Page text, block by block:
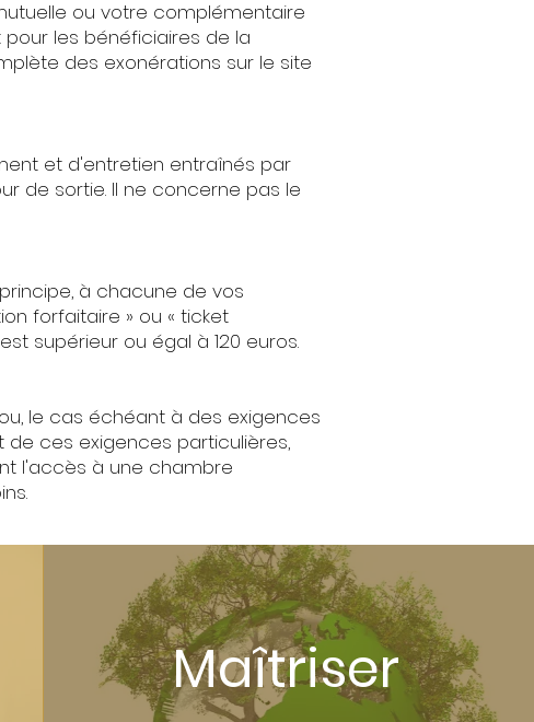
ou votre complémentaire
pour les bénéficiaires de la
des exonérations sur le site
et d'entretien entraînés par
de sortie. Il ne concerne pas le
à chacune de vos
forfaitaire » ou « ticket
supérieur ou égal à 120 euros.
le cas échéant à des exigences
ces exigences particulières,
l'accès à une chambre
Maîtriser